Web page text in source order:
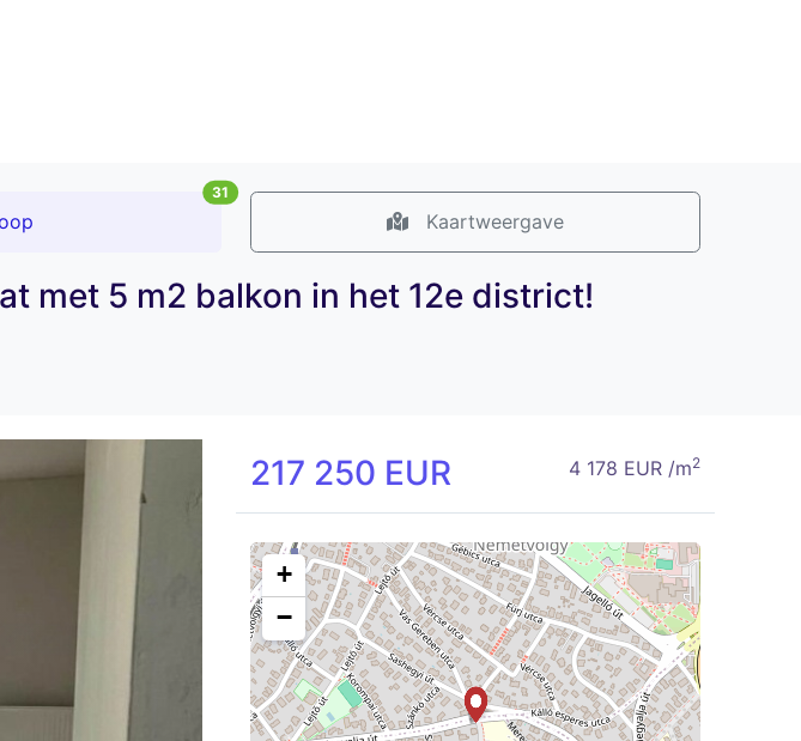
31
Kaartweergave
met 5 m2 balkon in het 12e district!
217 250 EUR 4 178 EUR /m2
+
−